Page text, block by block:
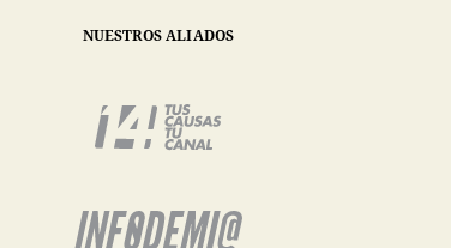
NUESTROS ALIADOS